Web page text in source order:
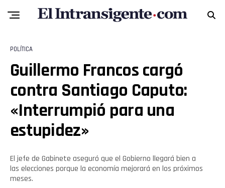
POLÍTICA
Guillermo Francos cargó
contra Santiago Caputo:
«Interrumpió para una
estupidez»
El jefe de Gabinete aseguró que el Gobierno llegará bien a
las elecciones porque la economía mejorará en los próximos
meses.